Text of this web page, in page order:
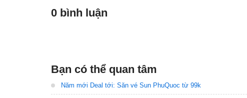
0 bình luận
Bạn có thể quan tâm
Năm mới Deal tới: Săn vé Sun PhuQuoc từ 99k